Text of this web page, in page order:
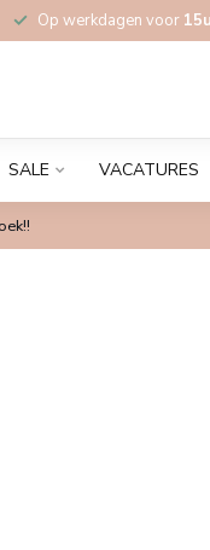
Op werkdagen voor
SALE VACATURES